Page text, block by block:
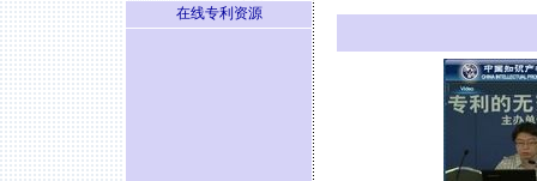
在线专利资源